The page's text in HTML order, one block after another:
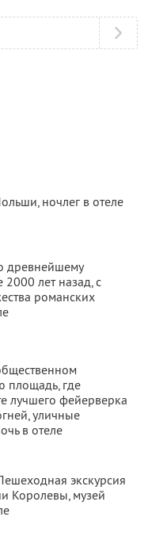
ночлег в отеле
древнейшему
лет назад, с
романских
площадь, где
лучшего фейерверка
уличные
в отеле
экскурсия
Королевы, музей